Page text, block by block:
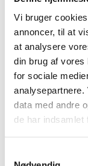
Vi bruger
annoncer, til at
at analysere
din brug af vores
for sociale
analysepartnere.
data med andre
de har indsamlet